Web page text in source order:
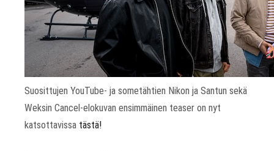
Suosittujen YouTube- ja sometähtien Nikon ja Santun sekä
Weksin Cancel-elokuvan ensimmäinen teaser on nyt
katsottavissa tästä!